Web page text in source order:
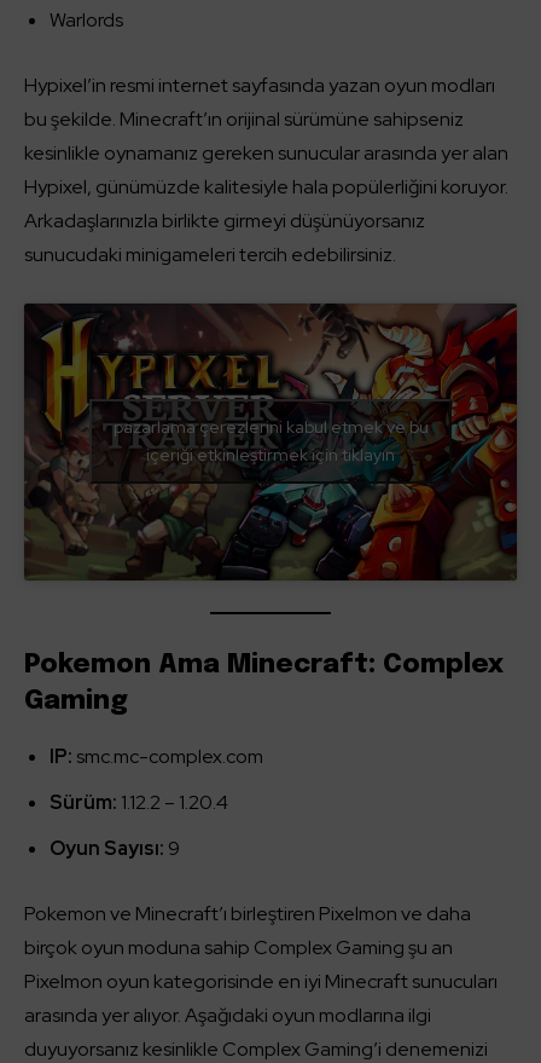
Warlords
Hypixel’in resmi internet sayfasında yazan oyun modları
bu şekilde. Minecraft’ın orijinal sürümüne sahipseniz
kesinlikle oynamanız gereken sunucular arasında yer alan
Hypixel, günümüzde kalitesiyle hala popülerliğini koruyor.
Arkadaşlarınızla birlikte girmeyi düşünüyorsanız
sunucudaki minigameleri tercih edebilirsiniz.
pazarlama çerezlerini kabul etmek ve bu
içeriği etkinleştirmek için tıklayın
Pokemon Ama Minecraft: Complex
Gaming
IP: smc.mc-complex.com
Sürüm: 1.12.2 – 1.20.4
Oyun Sayısı: 9
Pokemon ve Minecraft’ı birleştiren Pixelmon ve daha
birçok oyun moduna sahip Complex Gaming şu an
Pixelmon oyun kategorisinde en iyi Minecraft sunucuları
arasında yer alıyor. Aşağıdaki oyun modlarına ilgi
duyuyorsanız kesinlikle Complex Gaming’i denemenizi